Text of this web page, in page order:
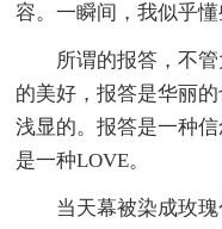
容。一瞬间，我似乎懂
所谓的报答，不管
的美好，报答是华丽
浅显的。报答是一种
是一种LOVE。
当天幕被染成玫瑰